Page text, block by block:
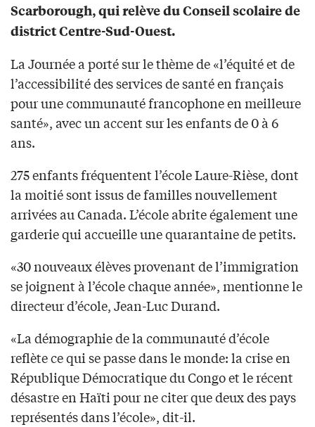
Scarborough, qui relève du Conseil scolaire de
district Centre-Sud-Ouest.
La Journée a porté sur le thème de «l’équité et de
l’accessibilité des services de santé en français
pour une communauté francophone en meilleure
santé», avec un accent sur les enfants de 0 à 6
ans.
275 enfants fréquentent l’école Laure-Rièse, dont
la moitié sont issus de familles nouvellement
arrivées au Canada. L’école abrite également une
garderie qui accueille une quarantaine de petits.
«30 nouveaux élèves provenant de l’immigration
se joignent à l’école chaque année», mentionne le
directeur d’école, Jean-Luc Durand.
«La démographie de la communauté d’école
reflète ce qui se passe dans le monde: la crise en
République Démocratique du Congo et le récent
désastre en Haïti pour ne citer que deux des pays
représentés dans l’école», dit-il.